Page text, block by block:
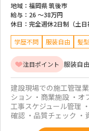
地域： 福岡県 筑後市
給与： 26 ～38万円
休日： 完全週休2日制（土日
学歴不問 服装自由 髪
注目ポイント 服装自由
建設現場での施工管理
ション ・商業施設 ・オ
工事スケジュール管理
確認 ・品質チェック ・